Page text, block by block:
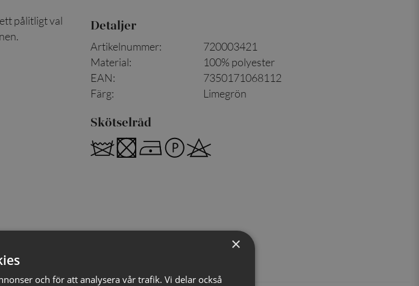
pålitligt val
Detaljer
Artikelnummer:
720003421
Material:
100% polyester
EAN:
7350171068112
Färg: Limegrön
Skötselråd
×
och för att analysera vår trafik. Vi delar också